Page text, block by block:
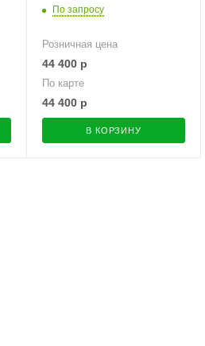
По запросу
Розничная цена
44 400 р
По карте
44 400 р
В КОРЗИНУ